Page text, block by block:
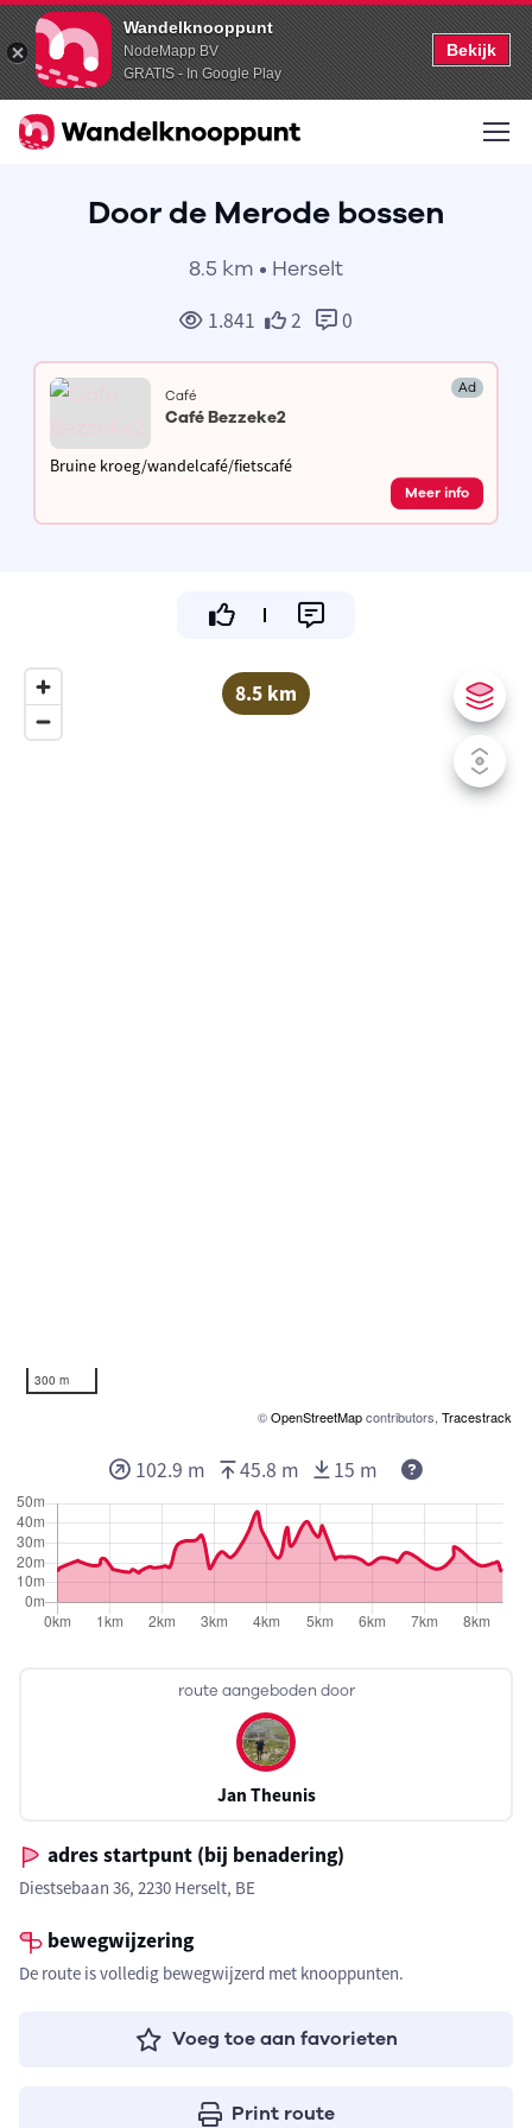
Wandelknooppunt
NodeMapp BV
GRATIS - In Google Play
Bekijk
Door de Merode bossen
8.5 km • Herselt
1.841 2 0
Café Ad
Café Bezzeke2
Bruine kroeg/wandelcafé/fietscafé
Meer info
8.5 km
300 m
©OpenStreetMapcontributors, Tracestrack
route aangeboden door
Jan Theunis
adres startpunt (bij benadering)
Diestsebaan 36, 2230 Herselt, BE
bewegwijzering
De route is volledig bewegwijzerd met knooppunten.
Voeg toe aan favorieten
Print route
102.9 m 45.8 m 15 m